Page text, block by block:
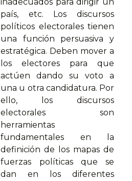
país, etc. Los discursos
políticos electorales tienen
una función persuasiva y
estratégica. Deben mover a
los electores para que
actúen dando su voto a
una u otra candidatura. Por
ello, los discursos
electorales son
herramientas
fundamentales en la
definición de los mapas de
fuerzas políticas que se
dan en los diferentes